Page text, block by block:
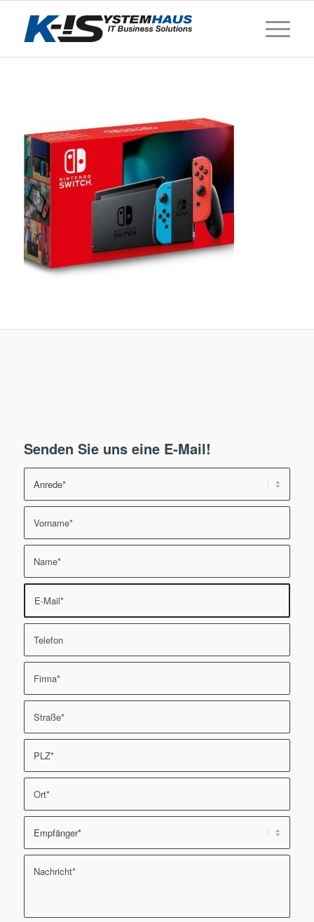
Senden Sie uns eine E-Mail!